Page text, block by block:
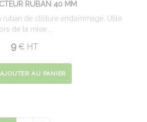
RUBAN 40 MM
ruban de clôture endommagé. Utile
lors de la mise ...
9 € HT
AJOUTER AU PANIER